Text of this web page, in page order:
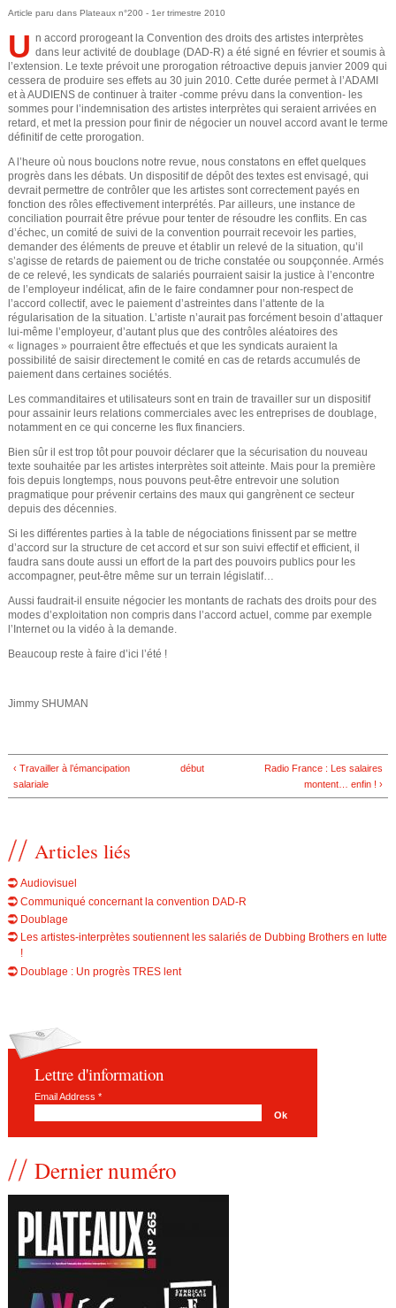
d
e
r
e
c
h
e
r
c
e
u
ê
t
e
s
i
c
i
Article paru dans Plateaux n°200 - 1er trimestre 2010
U n accord prorogeant la Convention des droits des artistes interprètes
dans leur activité de doublage (DAD-R) a été signé en février et soumis à
l’extension. Le texte prévoit une prorogation rétroactive depuis janvier 2009 qui
cessera de produire ses effets au 30 juin 2010. Cette durée permet à l’ADAMI
et à AUDIENS de continuer à traiter -comme prévu dans la convention- les
sommes pour l’indemnisation des artistes interprètes qui seraient arrivées en
retard, et met la pression pour finir de négocier un nouvel accord avant le terme
définitif de cette prorogation.
A l’heure où nous bouclons notre revue, nous constatons en effet quelques
progrès dans les débats. Un dispositif de dépôt des textes est envisagé, qui
devrait permettre de contrôler que les artistes sont correctement payés en
fonction des rôles effectivement interprétés. Par ailleurs, une instance de
conciliation pourrait être prévue pour tenter de résoudre les conflits. En cas
d’échec, un comité de suivi de la convention pourrait recevoir les parties,
demander des éléments de preuve et établir un relevé de la situation, qu’il
s’agisse de retards de paiement ou de triche constatée ou soupçonnée. Armés
de ce relevé, les syndicats de salariés pourraient saisir la justice à l’encontre
de l’employeur indélicat, afin de le faire condamner pour non-respect de
l’accord collectif, avec le paiement d’astreintes dans l’attente de la
régularisation de la situation. L’artiste n’aurait pas forcément besoin d’attaquer
lui-même l’employeur, d’autant plus que des contrôles aléatoires des
« lignages » pourraient être effectués et que les syndicats auraient la
possibilité de saisir directement le comité en cas de retards accumulés de
paiement dans certaines sociétés.
Les commanditaires et utilisateurs sont en train de travailler sur un dispositif
pour assainir leurs relations commerciales avec les entreprises de doublage,
notamment en ce qui concerne les flux financiers.
Bien sûr il est trop tôt pour pouvoir déclarer que la sécurisation du nouveau
texte souhaitée par les artistes interprètes soit atteinte. Mais pour la première
fois depuis longtemps, nous pouvons peut-être entrevoir une solution
pragmatique pour prévenir certains des maux qui gangrènent ce secteur
depuis des décennies.
Si les différentes parties à la table de négociations finissent par se mettre
d’accord sur la structure de cet accord et sur son suivi effectif et efficient, il
faudra sans doute aussi un effort de la part des pouvoirs publics pour les
accompagner, peut-être même sur un terrain législatif…
Aussi faudrait-il ensuite négocier les montants de rachats des droits pour des
modes d’exploitation non compris dans l’accord actuel, comme par exemple
l’Internet ou la vidéo à la demande.
Beaucoup reste à faire d’ici l’été !
Jimmy SHUMAN
‹ Travailler à l’émancipation
salariale
début
Radio France : Les salaires
montent… enfin ! ›
Articles liés
Audiovisuel
Communiqué concernant la convention DAD-R
Doublage
Les artistes-interprètes soutiennent les salariés de Dubbing Brothers en lutte
!
Doublage : Un progrès TRES lent
Lettre d'information
Email Address *
Dernier numéro